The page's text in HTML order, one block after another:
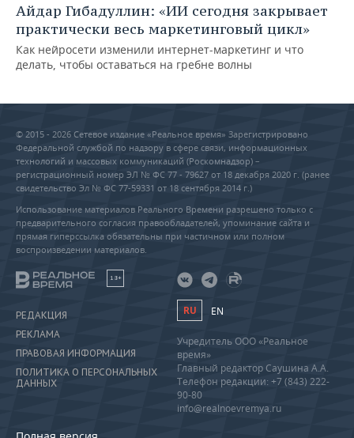
Айдар Гибадуллин: «ИИ сегодня закрывает
практически весь маркетинговый цикл»
Как нейросети изменили интернет-маркетинг и что
делать, чтобы оставаться на гребне волны
© 2015 - 2026 Сетевое издание «Реальное время» Зарегистрировано
Федеральной службой по надзору в сфере связи, информационных
технологий и массовых коммуникаций (Роскомнадзор) –
регистрационный номер ЭЛ № ФС 77 - 79627 от 18 декабря 2020 г. (ранее
свидетельство Эл № ФС 77-59331 от 18 сентября 2014 г.)
Использование материалов Реального Времени разрешено только с
предварительного согласия правообладателей, упоминание сайта и
прямая гиперссылка обязательны при частичном или полном
воспроизведении материалов.
18+
РЕДАКЦИЯ
РЕКЛАМА
ПРАВОВАЯ ИНФОРМАЦИЯ
ПОЛИТИКА О ПЕРСОНАЛЬНЫХ
ДАННЫХ
RU EN
Учредитель ООО «Реальное
время»
Главный редактор Саушина А.А.
Телефон редакции: +7 (843) 222-
90-80
info@realnoevremya.ru